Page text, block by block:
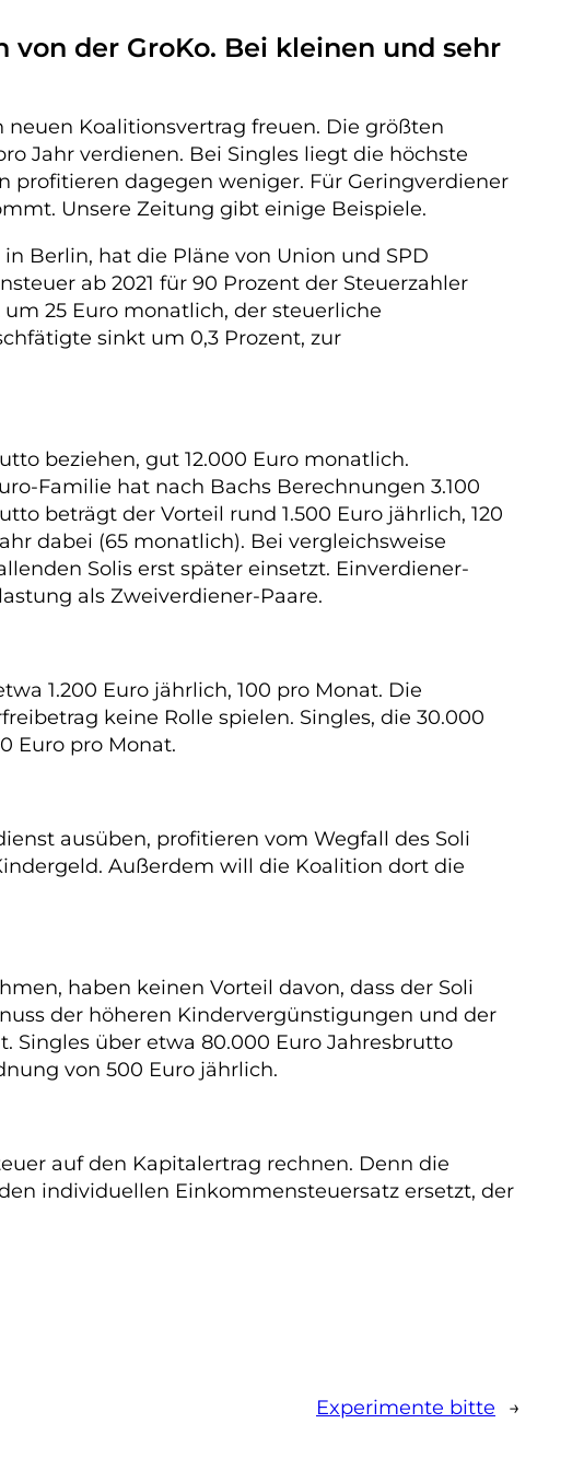
der GroKo. Bei kleinen und sehr
Koalitionsvertrag freuen. Die größten
Jahr verdienen. Bei Singles liegt die höchste
profitieren dagegen weniger. Für Geringverdiener
Unsere Zeitung gibt einige Beispiele.
Berlin, hat die Pläne von Union und SPD
ab 2021 für 90 Prozent der Steuerzahler
25 Euro monatlich, der steuerliche
sinkt um 0,3 Prozent, zur
beziehen, gut 12.000 Euro monatlich.
Familie hat nach Bachs Berechnungen 3.100
beträgt der Vorteil rund 1.500 Euro jährlich, 120
dabei (65 monatlich). Bei vergleichsweise
Solis erst später einsetzt. Einverdiener-
als Zweiverdiener-Paare.
1.200 Euro jährlich, 100 pro Monat. Die
keine Rolle spielen. Singles, die 30.000
Euro pro Monat.
ausüben, profitieren vom Wegfall des Soli
Außerdem will die Koalition dort die
haben keinen Vorteil davon, dass der Soli
der höheren Kindervergünstigungen und der
Singles über etwa 80.000 Euro Jahresbrutto
von 500 Euro jährlich.
auf den Kapitalertrag rechnen. Denn die
individuellen Einkommensteuersatz ersetzt, der
Experimente bitte →